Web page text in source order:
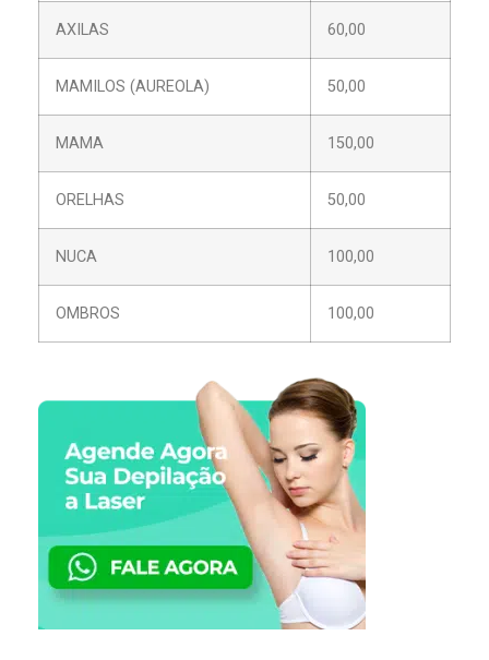
AXILAS 60,00
MAMILOS (AUREOLA) 50,00
MAMA 150,00
ORELHAS 50,00
NUCA 100,00
OMBROS 100,00